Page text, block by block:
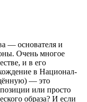
— основателя и
Очень многое
и в его
в Национал-
— это
или просто
образа? И если